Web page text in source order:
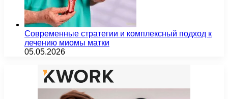
Современные стратегии и комплексный подход к
лечению миомы матки
05.05.2026